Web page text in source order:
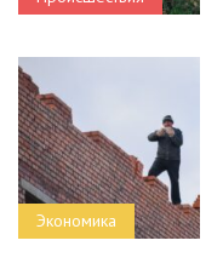
Экономика